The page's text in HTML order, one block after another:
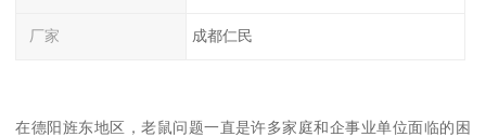
厂家 成都仁民
在德阳旌东地区，老鼠问题一直是许多家庭和企事业单位面临的困